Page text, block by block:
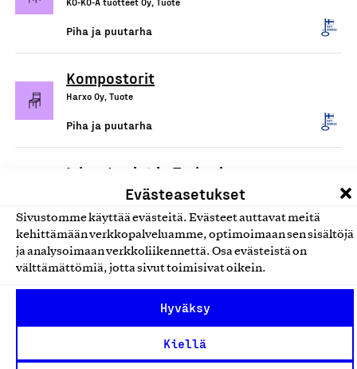
Evästeasetukset
Sivustomme käyttää evästeitä. Evästeet auttavat meitä
kehittämään verkkopalveluamme, optimoimaan sen sisältöjä
ja analysoimaan verkkoliikennettä. Osa evästeistä on
välttämättömiä, jotta sivut toimisivat oikein.
Hyväksy
Kiellä
Piha ja puutarha
Kompostorit
Harxo Oy, Tuote
Piha ja puutarha
Iskas Lapiot ja Tarhurin
puutarhalapio
Iskas Oy, Tuote
Piha ja puutarha
Iskas puutarha- ja
piharakentajan yleistyökalu
Iskas Oy, Tuote
Piha ja puutarha